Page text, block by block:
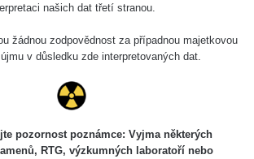
Datum měření Vložil
8. 11. 2025
12:14:12
některá měření se úplně neshodují i
našich dat třetí stranou.
žádnou zodpovědnost za případnou majetkovou
v důsledku zde interpretovaných dat.
pozornost poznámce: Vyjma některých
RTG, výzkumných laboratoří nebo